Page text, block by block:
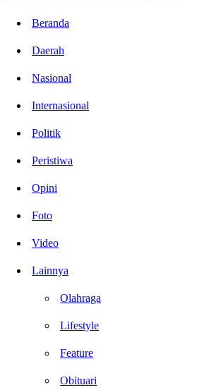
Beranda
Daerah
Nasional
Internasional
Politik
Peristiwa
Opini
Foto
Video
Lainnya
Olahraga
Lifestyle
Feature
Obituari